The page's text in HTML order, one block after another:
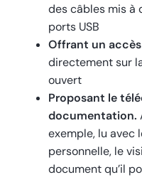
des câbles mis à
ports USB
Offrant un
directement sur
ouvert
Proposant le
documentation.
exemple, lu avec
personnelle, le
document qu’il